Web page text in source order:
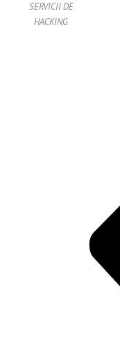
SERVICII DE
HACKING